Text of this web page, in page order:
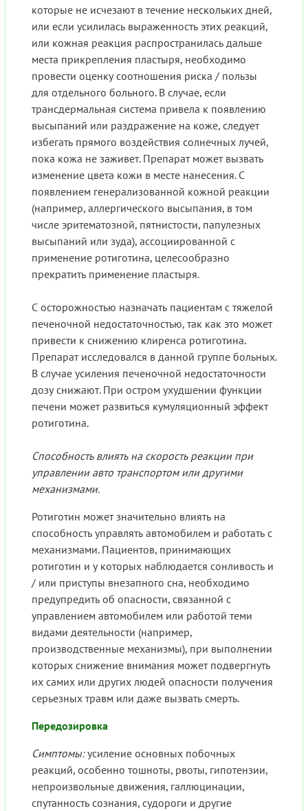
которые не исчезают в течение нескольких дней,
или если усилилась выраженность этих реакций,
или кожная реакция распространилась дальше
места прикрепления пластыря, необходимо
провести оценку соотношения риска / пользы
для отдельного больного. В случае, если
трансдермальная система привела к появлению
высыпаний или раздражение на коже, следует
избегать прямого воздействия солнечных лучей,
пока кожа не заживет. Препарат может вызвать
изменение цвета кожи в месте нанесения. С
появлением генерализованной кожной реакции
(например, аллергического высыпания, в том
числе эритематозной, пятнистости, папулезных
высыпаний или зуда), ассоциированной с
применение ротиготина, целесообразно
прекратить применение пластыря.
С осторожностью назначать пациентам с тяжелой
печеночной недостаточностью, так как это может
привести к снижению клиренса ротиготина.
Препарат исследовался в данной группе больных.
В случае усиления печеночной недостаточности
дозу снижают. При остром ухудшении функции
печени может развиться кумуляционный эффект
ротиготина.
Способность влиять на скорость реакции при
управлении авто транспортом или другими
механизмами.
Ротиготин может значительно влиять на
способность управлять автомобилем и работать с
механизмами. Пациентов, принимающих
ротиготин и у которых наблюдается сонливость и
/ или приступы внезапного сна, необходимо
предупредить об опасности, связанной с
управлением автомобилем или работой теми
видами деятельности (например,
производственные механизмы), при выполнении
которых снижение внимания может подвергнуть
их самих или других людей опасности получения
серьезных травм или даже вызвать смерть.
Передозировка
Симптомы:усиление основных побочных
реакций, особенно тошноты, рвоты, гипотензии,
непроизвольные движения, галлюцинации,
спутанность сознания, судороги и другие